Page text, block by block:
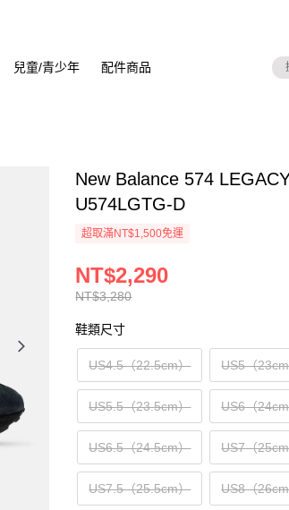
兒童/青少年 配件商品
New Balance 574
U574LGTG-D
超取滿NT$1,500免運
NT$3,280
NT$2,290
鞋類尺寸
US4.5（22.5cm） US5（
US5.5（23.5cm） US6（
US6.5（24.5cm） US7（
US7.5（25.5cm） US8（